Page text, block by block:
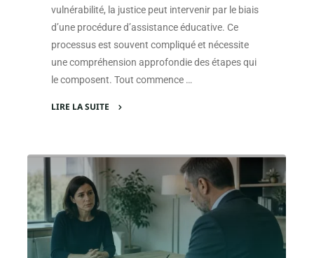
vulnérabilité, la justice peut intervenir par le biais
d’une procédure d’assistance éducative. Ce
processus est souvent compliqué et nécessite
une compréhension approfondie des étapes qui
le composent. Tout commence …
LIRE LA SUITE
clés
de
l’avis
d’ouverture
d’une
procédure